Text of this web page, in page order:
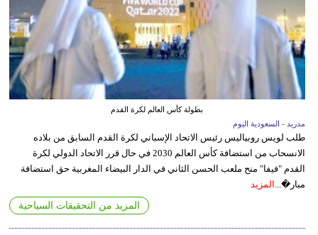
بطولة كأس العالم لكرة القدم
مدريد - السعودية اليوم
طلب لويس روبياليس رئيس الاتحاد الإسباني لكرة القدم السابق من بلاده
الانسحاب من استضافة كأس العالم 2030 في حال قرر الاتحاد الدولي لكرة
القدم "فيفا" منح ملعب الحسن الثاني في الدار البيضاء المغربية حق استضافة
مبار�... المزيد
المزيد من التحقيقات السياحية